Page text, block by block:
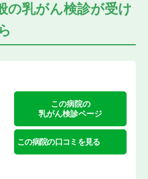
の乳がん検診が受け
この病院の
乳がん検診ページ
この病院の口コミを見る